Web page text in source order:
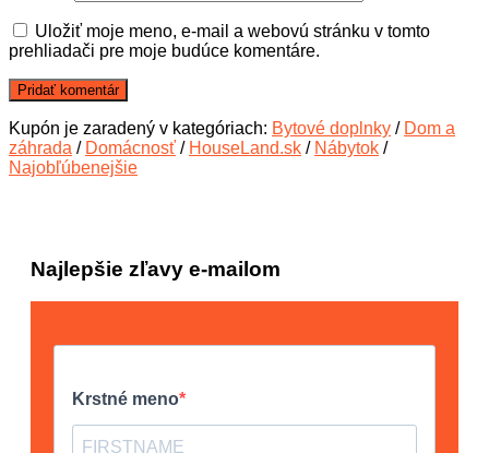
Uložiť moje meno, e-mail a webovú stránku v tomto
prehliadači pre moje budúce komentáre.
Kupón je zaradený v kategóriach: Bytové doplnky / Dom a
záhrada / Domácnosť / HouseLand.sk / Nábytok /
Najobľúbenejšie
Najlepšie zľavy e-mailom